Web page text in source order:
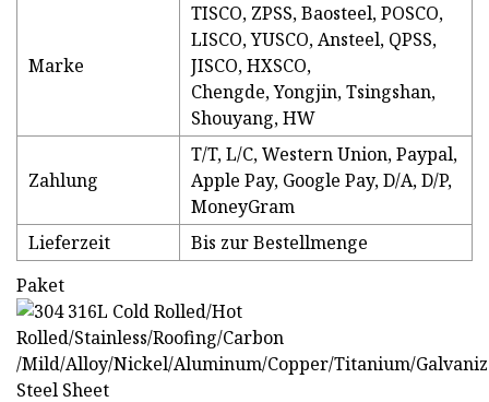
Marke
TISCO, ZPSS, Baosteel, POSCO,
LISCO, YUSCO, Ansteel, QPSS,
JISCO, HXSCO,
Chengde, Yongjin, Tsingshan,
Shouyang, HW
Zahlung
T/T, L/C, Western Union, Paypal,
Apple Pay, Google Pay, D/A, D/P,
MoneyGram
Lieferzeit
Bis zur Bestellmenge
Paket